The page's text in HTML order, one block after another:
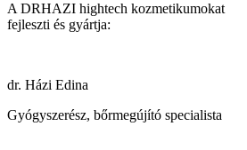
A DRHAZI hightech kozmetikumokat
fejleszti és gyártja:
dr. Házi Edina
Gyógyszerész, bőrmegújító specialista